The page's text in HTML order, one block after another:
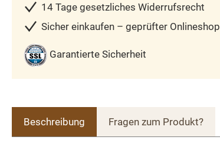
14 Tage gesetzliches Widerrufsrecht
Sicher einkaufen – geprüfter Onlineshop
Garantierte Sicherheit
Beschreibung Fragen zum Produkt?